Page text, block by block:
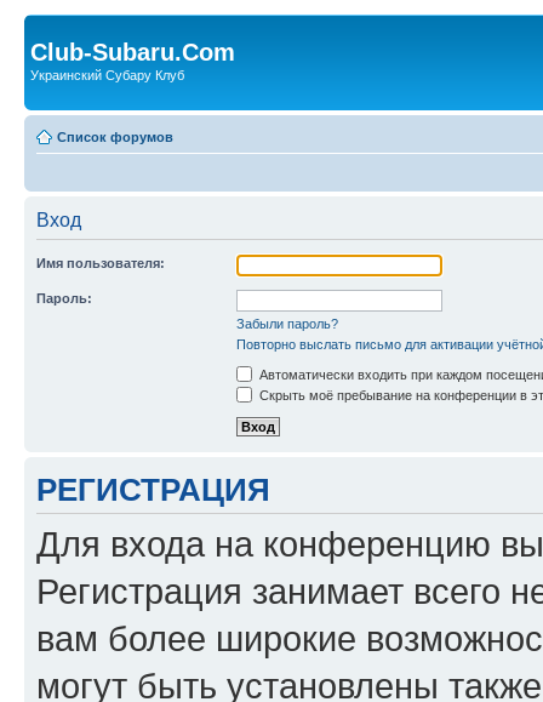
Club-Subaru.Com
Украинский Субару Клуб
Список форумов
Вход
Имя пользователя:
Пароль:
Забыли пароль?
Повторно выслать письмо для активации
Автоматически входить при каждом
Скрыть моё пребывание на конференции в
РЕГИСТРАЦИЯ
Для входа на конференцию
Регистрация занимает всего
вам более широкие
могут быть установлены